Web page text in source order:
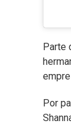
Parte
Por